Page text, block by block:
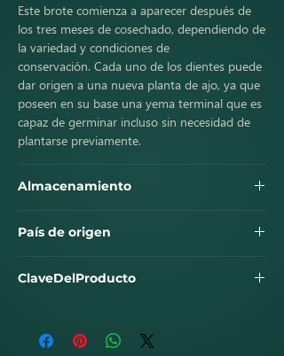
Este brote comienza a aparecer después de
los tres meses de cosechado, dependiendo de
la variedad y condiciones de
conservación. Cada uno de los dientes puede
dar origen a una nueva planta de ajo, ya que
poseen en su base una yema terminal que es
capaz de germinar incluso sin necesidad de
plantarse previamente.
Almacenamiento
País de origen
ClaveDelProducto